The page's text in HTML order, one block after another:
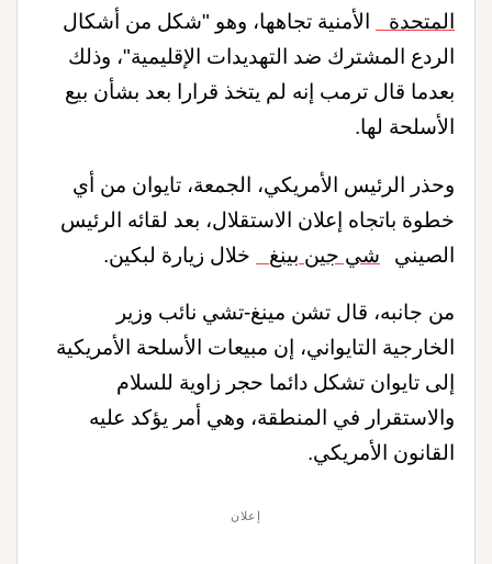
المتحدة
الأمنية تجاهها، وهو "شكل من أشكال
الردع المشترك ضد التهديدات الإقليمية"، وذلك
بعدما قال ترمب إنه لم يتخذ قرارا بعد بشأن بيع
الأسلحة لها.
وحذر الرئيس الأمريكي، الجمعة، تايوان من أي
خطوة باتجاه إعلان الاستقلال، بعد لقائه الرئيس
الصيني
شي جين بينغ خلال زيارة لبكين.
من جانبه، قال تشن مينغ-تشي نائب وزير
الخارجية التايواني، إن مبيعات الأسلحة الأمريكية
إلى تايوان تشكل دائما حجر زاوية للسلام
والاستقرار في المنطقة، وهي أمر يؤكد عليه
القانون الأمريكي.
إعلان